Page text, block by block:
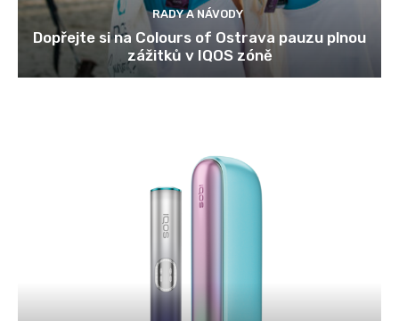
RADY A NÁVODY
Dopřejte si na Colours of Ostrava pauzu plnou
zážitků v IQOS zóně